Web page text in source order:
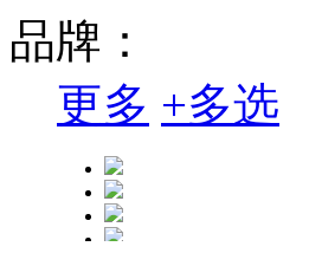
品牌：
更多 +多选